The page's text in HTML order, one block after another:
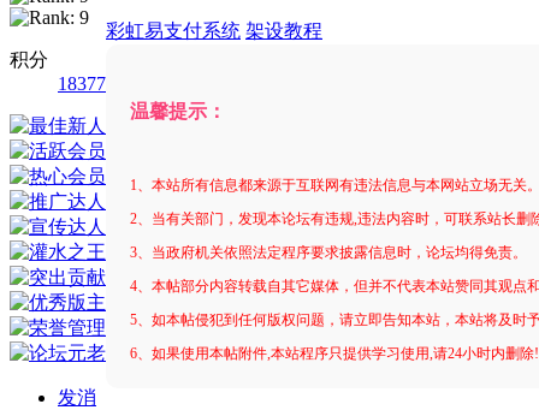
积分
18377
发消
彩虹易支付系统 架设教程
温馨提示：
1、本站所有信息都来源于互联网有违法信息与本网站立场无关
2、当有关部门，发现本论坛有违规,违法内容时，可联系站长删
3、当政府机关依照法定程序要求披露信息时，论坛均得免责。
4、本帖部分内容转载自其它媒体，但并不代表本站赞同其观点
5、如本帖侵犯到任何版权问题，请立即告知本站，本站将及时
6、如果使用本帖附件,本站程序只提供学习使用,请24小时内删